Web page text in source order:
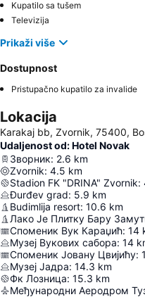
Kupatilo sa tušem
Televizija
Prikaži više
Dostupnost
Pristupačno kupatilo za invalide
Lokacija
Karakaj bb, Zvornik, 75400,
Udaljenost od: Hotel Novak
Зворник: 2.6 km
Zvornik: 4.5 km
Stadion FK "DRINA" Zvornik:
Đurđev grad: 5.9 km
Budimlija resort: 10.6 km
Лако Је Плитку Бару
Споменик Вук Караџић: 14
Музеј Вукових сабора: 14
Споменик Јовану Цвијићу:
Музеј Јадра: 14.3 km
Фк Лозница: 15.3 km
Међународни Аеродром